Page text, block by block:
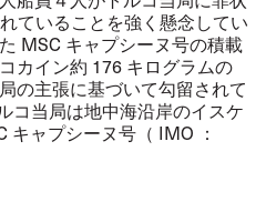
ていることを強く懸念してい
MSC キャプシーヌ号の積載
カイン約 176 キログラムの
の主張に基づいて勾留されて
当局は地中海沿岸のイスケ
キャプシーヌ号（ IMO ：